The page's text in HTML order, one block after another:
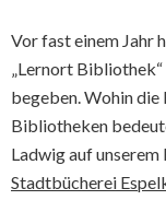
Vor fast einem Jahr
„Lernort
begeben. Wohin die
Bibliotheken
Ladwig auf
Stadtbücherei